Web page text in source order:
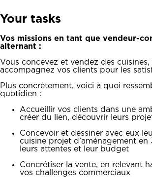
Your tasks
Vos missions en tant que vendeur-
alternant :
Vous concevez et vendez des cuisines,
accompagnez vos clients pour les
Plus concrètement, voici à quoi
quotidien :
Accueillir vos clients dans une
créer du lien, découvrir leurs
Concevoir et dessiner avec eux
cuisine projet d’aménagement en
leurs attentes et leur budget
Concrétiser la vente, en relevant
vos challenges commerciaux